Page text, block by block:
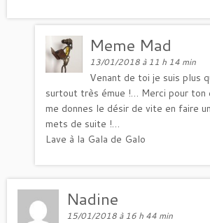
Meme Mad
13/01/2018 à 11 h 14 min
Venant de toi je suis plus
surtout très émue !… Merci pour ton
me donnes le désir de vite en faire
mets de suite !…
Lave à la Gala de Galo
Nadine
15/01/2018 à 16 h 44 min